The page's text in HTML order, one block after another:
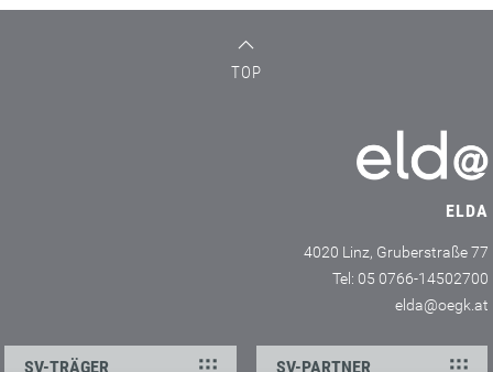
TOP
ELDA
4020 Linz, Gruberstraße 77
Tel: 05 0766-14502700
elda@oegk.at
SV-TRÄGER SV-PARTNER